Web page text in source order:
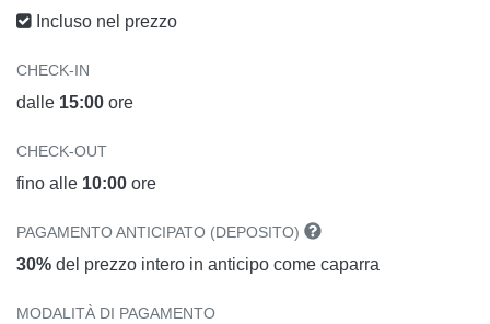
Incluso nel prezzo
CHECK-IN
dalle 15:00 ore
CHECK-OUT
fino alle 10:00 ore
PAGAMENTO ANTICIPATO (DEPOSITO)
30% del prezzo intero in anticipo come caparra
MODALITÀ DI PAGAMENTO